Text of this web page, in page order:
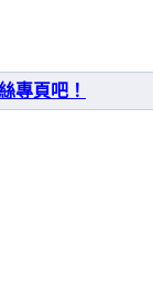
專頁吧！